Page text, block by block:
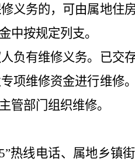
义务的，可由属地住
中按规定列支。
负有维修义务。已交
项维修资金进行维修
管部门组织维修。
热线电话、属地乡镇